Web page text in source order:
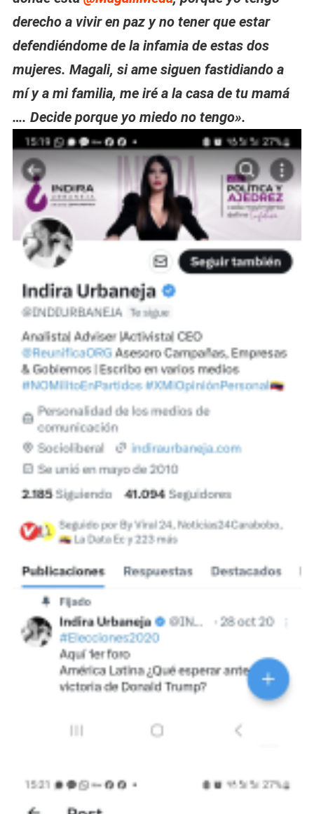
derecho a vivir en paz y no tener que estar
defendiéndome de la infamia de estas dos
mujeres. Magali, si ame siguen fastidiando a
mí y a mi familia, me iré a la casa de tu mamá
…. Decide porque yo miedo no tengo».